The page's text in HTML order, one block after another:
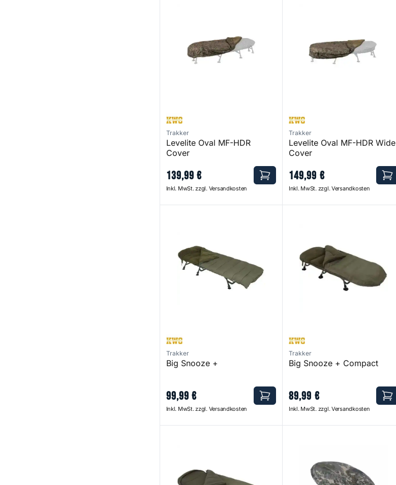
Trakker
Levelite Oval MF-HDR
Cover
139,99 €
Inkl. MwSt. zzgl. Versandkosten
Trakker
Levelite Oval MF-HDR Wide
Cover
149,99 €
Inkl. MwSt. zzgl. Versandkosten
Trakker
Big Snooze +
99,99 €
Inkl. MwSt. zzgl. Versandkosten
Trakker
Big Snooze + Compact
89,99 €
Inkl. MwSt. zzgl. Versandkosten